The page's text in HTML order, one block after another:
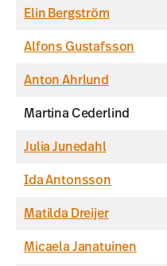
Elin Bergström
Alfons Gustafsson
Anton Ahrlund
Martina Cederlind
Julia Junedahl
Ida Antonsson
Matilda Dreijer
Micaela Janatuinen